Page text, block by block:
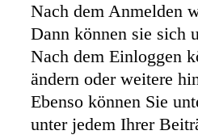
Nach dem Anmelden
Dann können sie sich
Nach dem Einloggen
ändern oder weitere
Ebenso können Sie
unter jedem Ihrer